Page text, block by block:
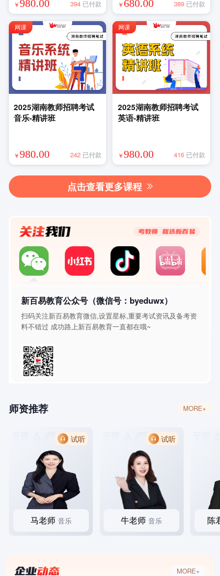
￥ 980.00 394 已付款 ￥ 680.00 389 已付款
网课
2025湖南教师招聘考试
音乐-精讲班
￥ 980.00 242 已付款
网课
2025湖南教师招聘考试
英语-精讲班
￥ 980.00 416 已付款
点击查看更多课程
新百易教育公众号（微信号：byeduwx）
扫码关注新百易教育微信,设置星标,重要考试资讯及备考资
料不错过 成功路上新百易教育一直都在哦~
师资推荐 MORE+
试听
马老师 音乐
试听
牛老师音乐 陈
MORE+